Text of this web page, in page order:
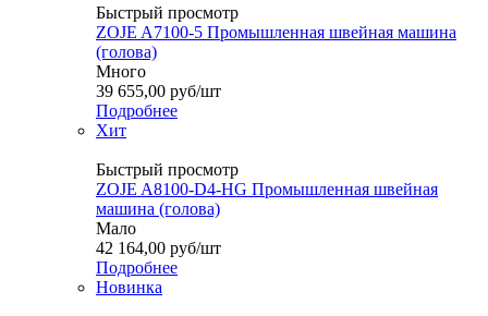
Быстрый просмотр
ZOJE A7100-5 Промышленная швейная машина
(голова)
Много
39 655,00 руб/шт
Подробнее
Хит
Быстрый просмотр
ZOJE A8100-D4-HG Промышленная швейная
машина (голова)
Мало
42 164,00 руб/шт
Подробнее
Новинка